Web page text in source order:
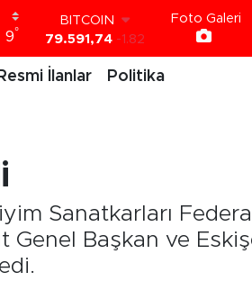
9°
DOLAR
45,43620
0.02
EURO
53,38690
0.19
Foto Galeri
Resmi İlanlar Politika
Sanatkarları
Başkan ve